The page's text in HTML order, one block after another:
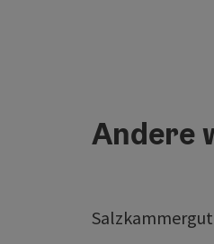
Andere
Salzkammergut